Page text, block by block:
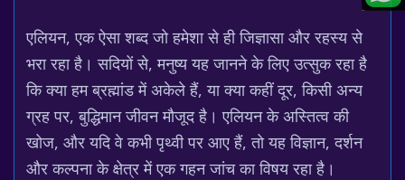
एलियन, एक ऐसा शब्द जो हमेशा से ही जिज्ञासा और रहस्य से
भरा रहा है। सदियों से, मनुष्य यह जानने के लिए उत्सुक रहा है
कि क्या हम ब्रह्मांड में अकेले हैं, या क्या कहीं दूर, किसी अन्य
ग्रह पर, बुद्धिमान जीवन मौजूद है। एलियन के अस्तित्व की
खोज, और यदि वे कभी पृथ्वी पर आए हैं, तो यह विज्ञान, दर्शन
और कल्पना के क्षेत्र में एक गहन जांच का विषय रहा है।